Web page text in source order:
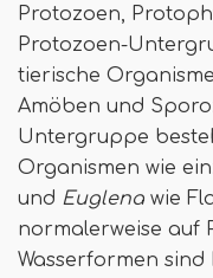
Protozoen,
Protozoen-
tierische
Amöben und
Untergruppe
Organismen wie
und Euglena wie
normalerweise auf
Wasserformen